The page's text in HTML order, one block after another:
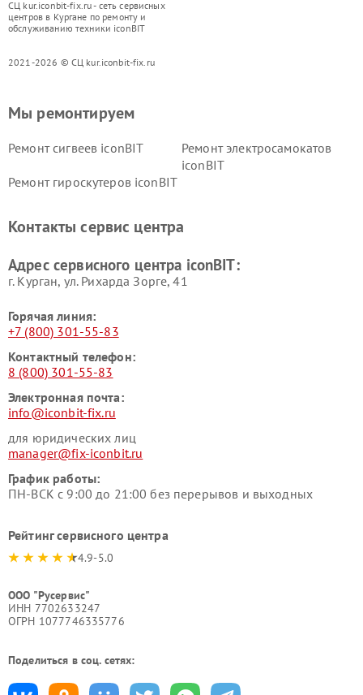
СЦ kur.iconbit-fix.ru - сеть сервисных
центров в Кургане по ремонту и
обслуживанию техники iconBIT
2021-2026 © СЦ kur.iconbit-fix.ru
Мы ремонтируем
Ремонт сигвеев iconBIT
Ремонт электросамокатов
iconBIT
Ремонт гироскутеров iconBIT
Контакты сервис центра
Адрес сервисного центра iconBIT:
г. Курган, ул. Рихарда Зорге, 41
Горячая линия:
+7 (800) 301-55-83
Контактный телефон:
8 (800) 301-55-83
Электронная почта:
info@iconbit-fix.ru
для юридических лиц
manager@fix-iconbit.ru
График работы:
ПН-ВСК с 9:00 до 21:00 без перерывов и выходных
Рейтинг сервисного центра
4.9-5.0
ООО "Русервис"
ИНН 7702633247
ОГРН 1077746335776
Поделиться в соц. сетях: